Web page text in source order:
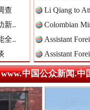
闻网.
闻网.
全民健
查
新..
全..
Li Qiang to
Colombian
Assistant
Assistant
www.中国公众新闻.中